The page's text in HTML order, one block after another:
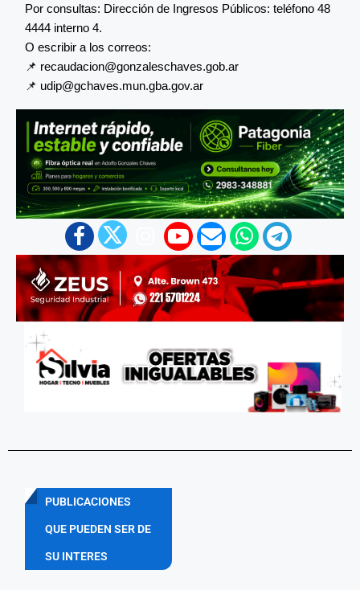
Por consultas: Dirección de Ingresos Públicos: teléfono 48
4444 interno 4.
O escribir a los correos:
📌 recaudacion@gonzaleschaves.gob.ar
📌 udip@gchaves.mun.gba.gov.ar
PUBLICACIONES
QUE PUEDEN SER DE
SU INTERES